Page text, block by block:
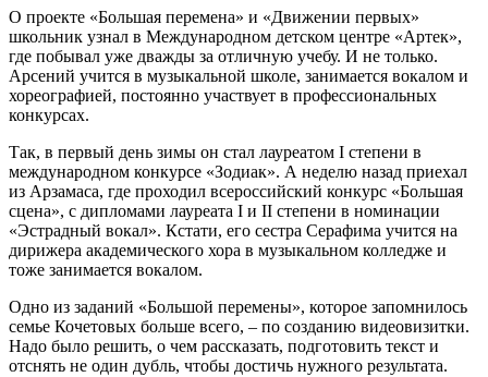
О проекте «Большая перемена» и «Движении первых»
школьник узнал в Международном детском центре «Артек»,
где побывал уже дважды за отличную учебу. И не только.
Арсений учится в музыкальной школе, занимается вокалом и
хореографией, постоянно участвует в профессиональных
конкурсах.
Так, в первый день зимы он стал лауреатом I степени в
международном конкурсе «Зодиак». А неделю назад приехал
из Арзамаса, где проходил всероссийский конкурс «Большая
сцена», с дипломами лауреата I и II степени в номинации
«Эстрадный вокал». Кстати, его сестра Серафима учится на
дирижера академического хора в музыкальном колледже и
тоже занимается вокалом.
Одно из заданий «Большой перемены», которое запомнилось
семье Кочетовых больше всего, – по созданию видеовизитки.
Надо было решить, о чем рассказать, подготовить текст и
отснять не один дубль, чтобы достичь нужного результата.